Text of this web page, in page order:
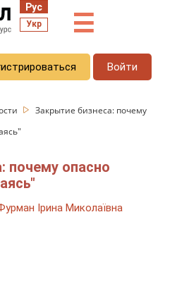
Рус
Укр ☰
Войти
Закрытие бизнеса: почему
почему опасно
Ірина Миколаївна